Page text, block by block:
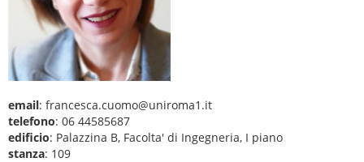
email: francesca.cuomo@uniroma1.it
telefono: 06 44585687
edificio: Palazzina B, Facolta' di Ingegneria, I piano
stanza: 109